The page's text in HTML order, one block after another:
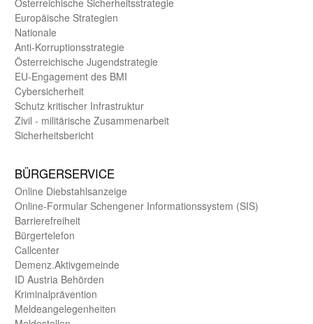
Öster­reichische Sicherheits­strategie
Europäische Strategien
Nationale
Anti-Korruptions­strategie
Öster­reichische Jugend­strategie
EU-Engagement des BMI
Cybersicherheit
Schutz kritischer Infra­struktur
Zivil - militärische Zusammen­arbeit
Sicherheits­bericht
BÜRGER­SERVICE
Online Diebstahls­anzeige
Online-Formular Schengener Informationssystem (SIS)
Barriere­freiheit
Bürger­telefon
Call­center
Demenz.Aktiv­gemeinde
ID Austria Behörden
Kriminal­prävention
Melde­an­ge­le­gen­heiten